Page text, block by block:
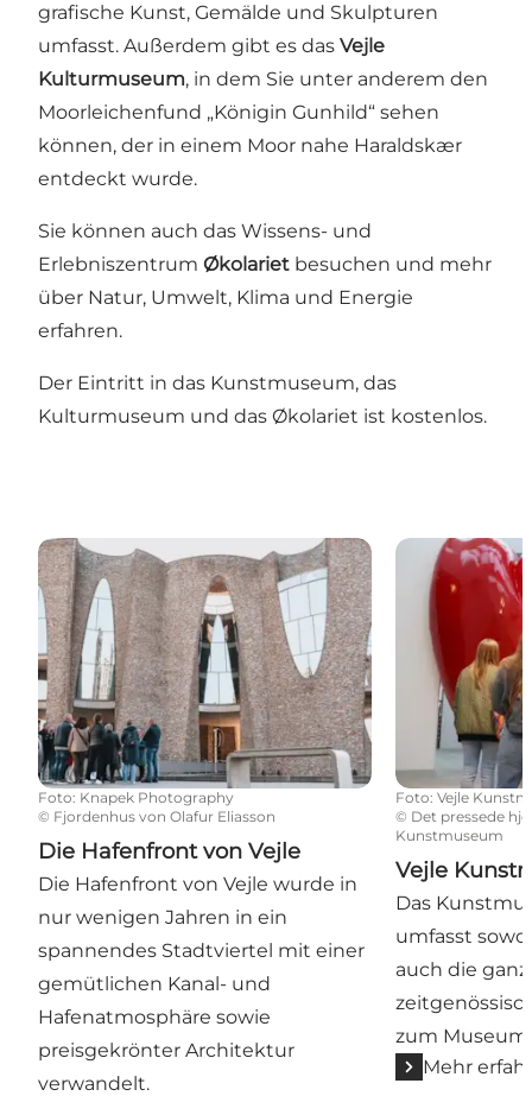
grafische Kunst, Gemälde und Skulpturen
umfasst. Außerdem gibt es das Vejle
Kulturmuseum, in dem Sie unter anderem den
Moorleichenfund „Königin Gunhild“ sehen
können, der in einem Moor nahe Haraldskær
entdeckt wurde.
Sie können auch das Wissens- und
Erlebniszentrum Økolariet besuchen und mehr
über Natur, Umwelt, Klima und Energie
erfahren.
Der Eintritt in das Kunstmuseum, das
Kulturmuseum und das Økolariet ist kostenlos.
Die Hafenfront von Vejle
Foto: Knapek Photography
© Fjordenhus von Olafur Eliasson
Die Hafenfront von Vejle
Die Hafenfront von Vejle wurde in
nur wenigen Jahren in ein
spannendes Stadtviertel mit einer
gemütlichen Kanal- und
Hafenatmosphäre sowie
preisgekrönter Architektur
verwandelt.
Vejle
Foto: Vejle
© Det pressede
Kunstmuseum
Vejle
Das
umfasst
auch die
zum
Mehr